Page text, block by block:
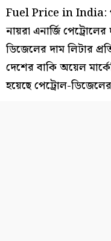
Fuel Price in India:
নায়রা এনার্জি
ডিজেলের দাম লিটার
দেশের বাকি অয়েল
হয়েছে পেট্রোল-